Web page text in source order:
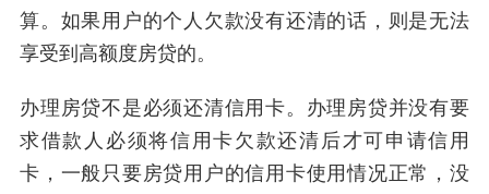
算。如果用户的个人欠款没有还清的话，则是无法
享受到高额度房贷的。
办理房贷不是必须还清信用卡。办理房贷并没有要
求借款人必须将信用卡欠款还清后才可申请信用
卡，一般只要房贷用户的信用卡使用情况正常，没